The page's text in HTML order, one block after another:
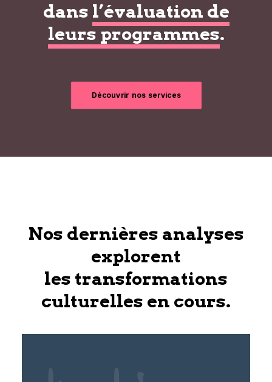
dans l’évaluation de
leurs programmes.
Découvrir nos services
Nos dernières analyses
explorent
les transformations
culturelles en cours.